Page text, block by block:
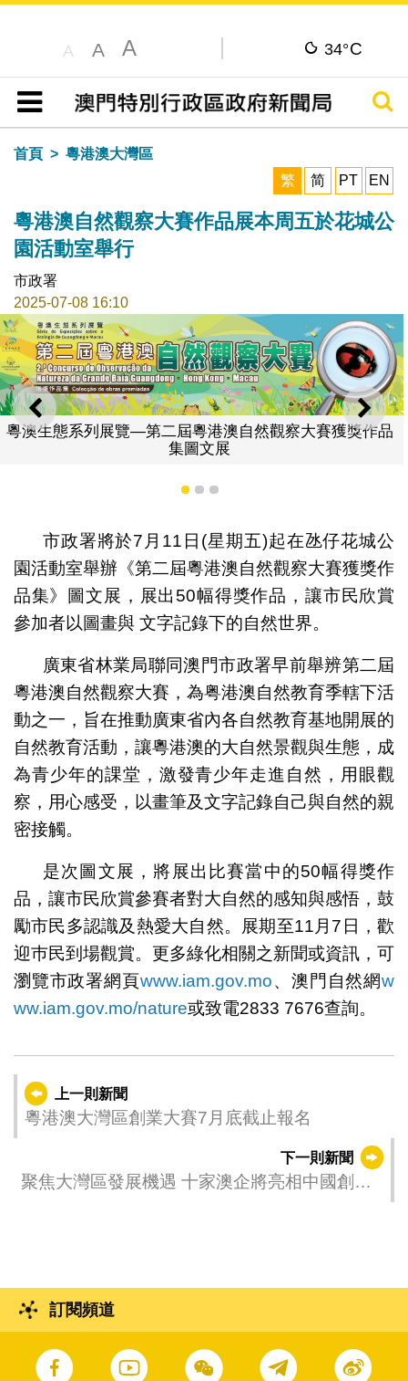
A A A 34°C
目錄
搜尋
首頁
粵港澳大灣區
繁
简 PT EN
粵港澳自然觀察大賽作品展本周五於花城公
園活動室舉行
市政署
2025-07-08 16:10
上一則 下一
粵澳生態系列展覽—第二屆粵港澳自然觀察大賽獲獎作品
集圖文展
1 2 3
市政署將於7月11日(星期五)起在氹仔花城公
園活動室舉辦《第二屆粵港澳自然觀察大賽獲獎作
品集》圖文展，展出50幅得獎作品，讓市民欣賞
參加者以圖畫與 文字記錄下的自然世界。
廣東省林業局聯同澳門市政署早前舉辨第二屆
粵港澳自然觀察大賽，為粤港澳自然教育季轄下活
動之一，旨在推動廣東省內各自然教育基地開展的
自然教育活動，讓粵港澳的大自然景觀與生態，成
為青少年的課堂，激發青少年走進自然，用眼觀
察，用心感受，以畫筆及文字記錄自己與自然的親
密接觸。
是次圖文展，將展出比賽當中的50幅得獎作
品，讓市民欣賞參賽者對大自然的感知與感悟，鼓
勵市民多認識及熱愛大自然。展期至11月7日，歡
迎巿民到場觀賞。更多綠化相關之新聞或資訊，可
瀏覽市政署網頁www.iam.gov.mo、澳門自然網w
ww.iam.gov.mo/nature或致電2833 7676查詢。
上一則新聞
粵港澳大灣區創業大賽7月底截止報名
下一則新聞
聚焦大灣區發展機遇 十家澳企將亮相中國創新
訂閱頻道